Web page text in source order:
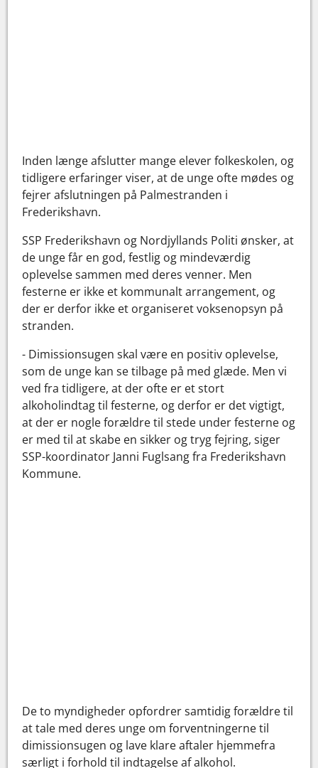
Inden længe afslutter mange elever folkeskolen, og
tidligere erfaringer viser, at de unge ofte mødes og
fejrer afslutningen på Palmestranden i
Frederikshavn.
SSP Frederikshavn og Nordjyllands Politi ønsker, at
de unge får en god, festlig og mindeværdig
oplevelse sammen med deres venner. Men
festerne er ikke et kommunalt arrangement, og
der er derfor ikke et organiseret voksenopsyn på
stranden.
- Dimissionsugen skal være en positiv oplevelse,
som de unge kan se tilbage på med glæde. Men vi
ved fra tidligere, at der ofte er et stort
alkoholindtag til festerne, og derfor er det vigtigt,
at der er nogle forældre til stede under festerne og
er med til at skabe en sikker og tryg fejring, siger
SSP-koordinator Janni Fuglsang fra Frederikshavn
Kommune.
De to myndigheder opfordrer samtidig forældre til
at tale med deres unge om forventningerne til
dimissionsugen og lave klare aftaler hjemmefra
særligt i forhold til indtagelse af alkohol.